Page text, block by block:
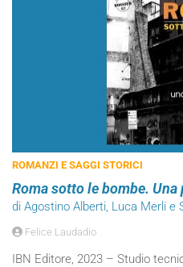
ROMANZI E SAGGI STORICI
Roma sotto le bombe.
di Agostino Alberti, Luca Merli e
Felice Laudadio
IBN Editore, 2023 – Studio